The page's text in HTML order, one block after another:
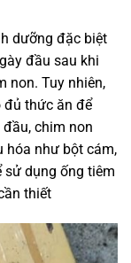
dưỡng đặc biệt
đầu sau khi
non. Tuy nhiên,
đủ thức ăn để
chim non
hóa như bột cám,
sử dụng ống tiêm
thiết